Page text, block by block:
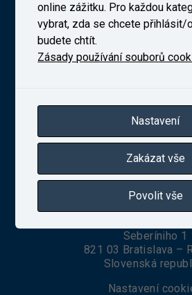
Novodvorská 1698/
soudem v Praze, oddíl B,
VUZ Slovakia, s.
Seberíniho 1
821 03 Bratislava –
Slovenská
Nastavení
online zážitku. Pro každou
vybrat, zda se chcete přihlásit/
budete chtít.
Zásady používání souborů
Nastavení
Zakázat vše
Povolit vše